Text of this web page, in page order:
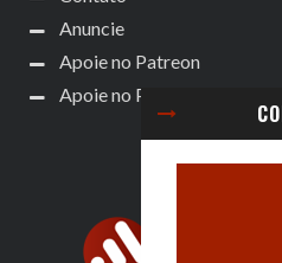
Anuncie
Apoie no Patreon
Apoie no Padrim!